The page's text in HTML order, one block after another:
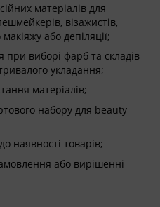
матеріалів для
візажистів,
або депіляції;
при виборі фарб та складів
укладання;
матеріалів;
набору для beauty
наявності товарів;
або вирішенні